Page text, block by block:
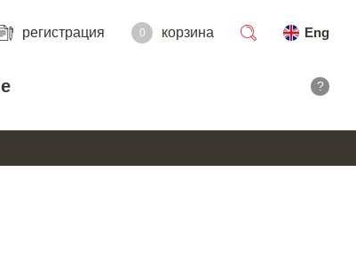
регистрация 0 корзина
Eng
?